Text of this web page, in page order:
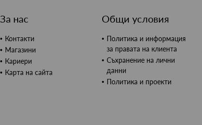
За нас
Контакти
Магазини
Кариери
Карта на сайта
Общи условия
Политика и информация
за правата на клиента
Съхранение на лични
данни
Политика и проекти